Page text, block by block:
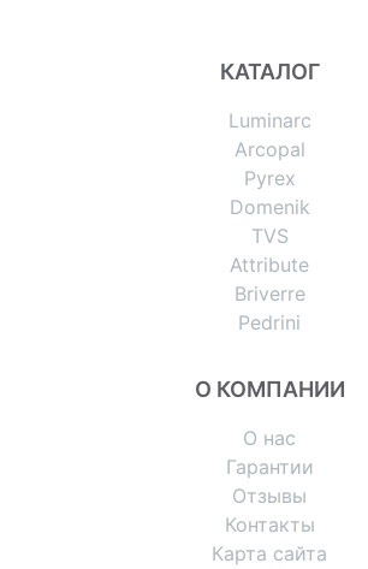
КАТАЛОГ
Luminarc
Arcopal
Pyrex
Domenik
TVS
Attribute
Briverre
Pedrini
О КОМПАНИИ
О нас
Гарантии
Отзывы
Контакты
Карта сайта